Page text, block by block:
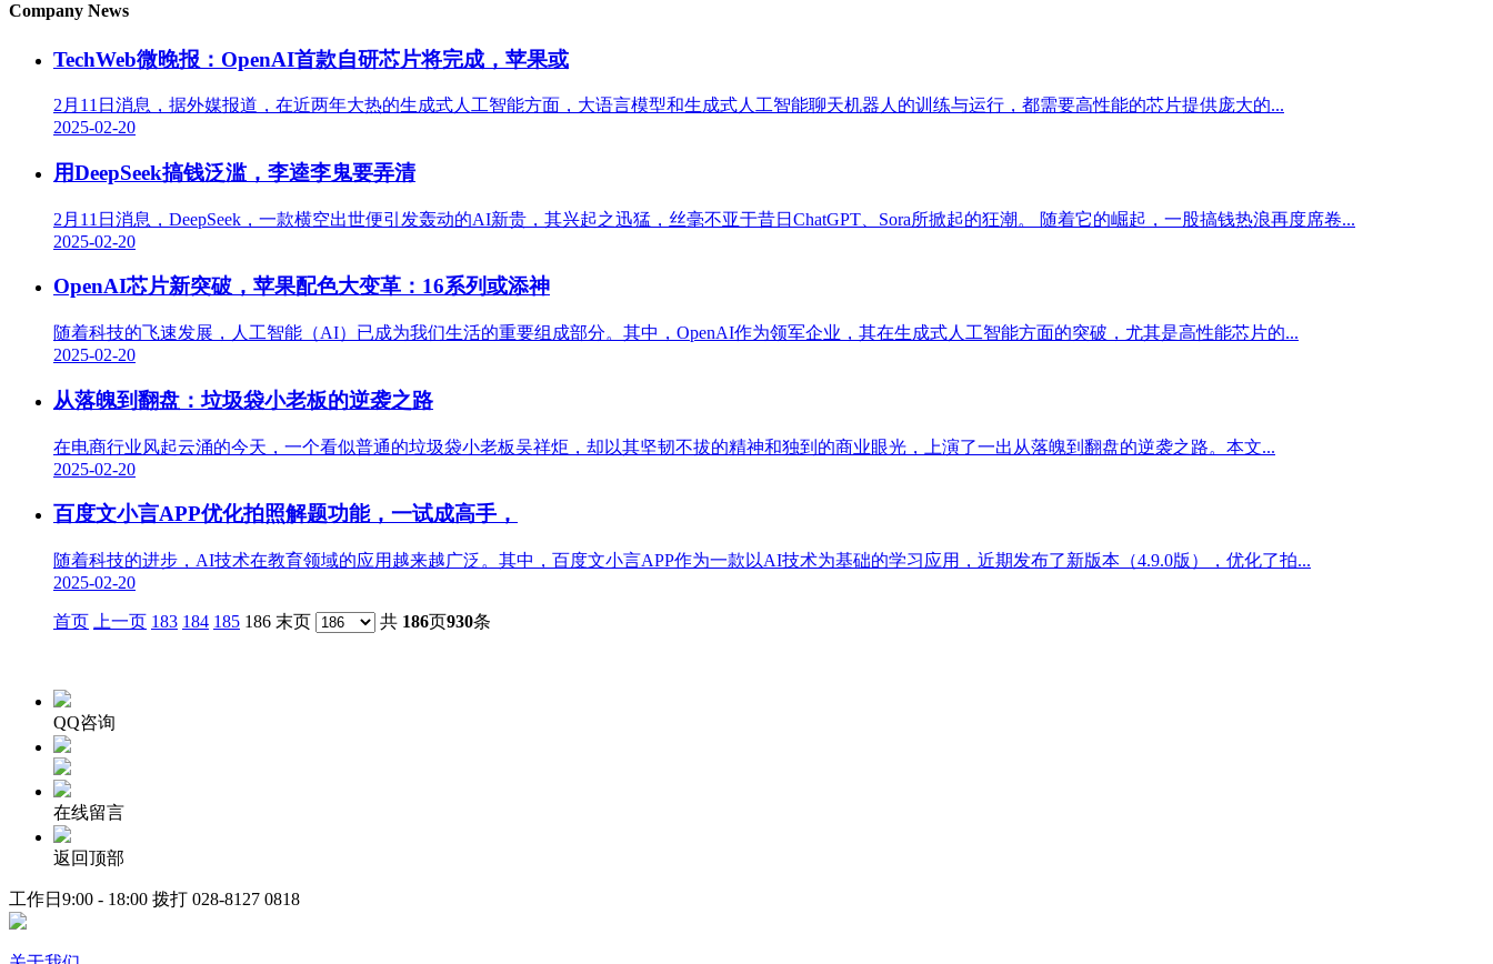
Company News
TechWeb微晚报：OpenAI首款自研芯片将完成，苹果或
2月11日消息，据外媒报道，在近两年大热的生成式人工智能方面，大语言模型和生成式人工智能聊天机器人的训练与运行，都需要高性能的芯片提供庞大的...
2025-02-20
用DeepSeek搞钱泛滥，李逵李鬼要弄清
2月11日消息，DeepSeek，一款横空出世便引发轰动的AI新贵，其兴起之迅猛，丝毫不亚于昔日ChatGPT、Sora所掀起的狂潮。 随着它的崛起，一股搞钱热浪再度席卷...
2025-02-20
OpenAI芯片新突破，苹果配色大变革：16系列或添神
随着科技的飞速发展，人工智能（AI）已成为我们生活的重要组成部分。其中，OpenAI作为领军企业，其在生成式人工智能方面的突破，尤其是高性能芯片的...
2025-02-20
从落魄到翻盘：垃圾袋小老板的逆袭之路
在电商行业风起云涌的今天，一个看似普通的垃圾袋小老板吴祥炬，却以其坚韧不拔的精神和独到的商业眼光，上演了一出从落魄到翻盘的逆袭之路。本文...
2025-02-20
百度文小言APP优化拍照解题功能，一试成高手，
随着科技的进步，AI技术在教育领域的应用越来越广泛。其中，百度文小言APP作为一款以AI技术为基础的学习应用，近期发布了新版本（4.9.0版），优化了拍...
2025-02-20
首页 上一页 183 184 185 186 末页 共 186页930条
QQ咨询
在线留言
返回顶部
工作日9:00 - 18:00 拨打 028-8127 0818